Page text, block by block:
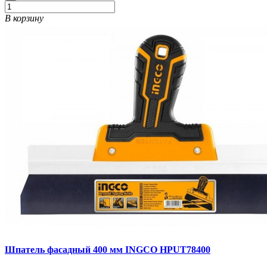
В корзину
Шпатель фасадный 400 мм INGCO HPUT78400